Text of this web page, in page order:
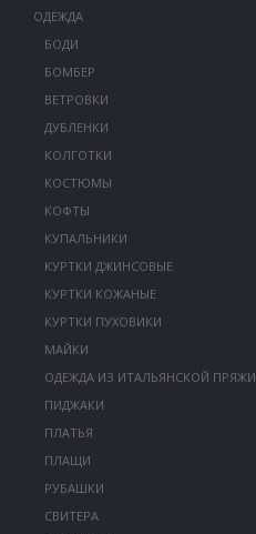
ОДЕЖДА
БОДИ
БОМБЕР
ВЕТРОВКИ
ДУБЛЕНКИ
КОЛГОТКИ
КОСТЮМЫ
КОФТЫ
КУПАЛЬНИКИ
КУРТКИ ДЖИНСОВЫЕ
КУРТКИ КОЖАНЫЕ
КУРТКИ ПУХОВИКИ
МАЙКИ
ОДЕЖДА ИЗ ИТАЛЬЯНСКОЙ ПРЯЖИ
ПИДЖАКИ
ПЛАТЬЯ
ПЛАЩИ
РУБАШКИ
СВИТЕРА